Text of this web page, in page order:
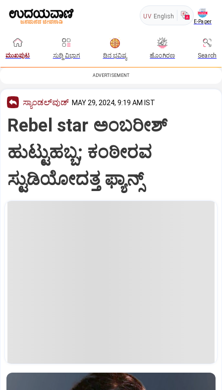
UV English
E-Paper
ಮುಖಪುಟ ಸುದ್ದಿ ವಿಭಾಗ ದಿನ ಭವಿಷ್ಯ ಹೊಂಗಿರಣ Search
ADVERTISEMENT
ಸ್ಯಾಂಡಲ್‌ವುಡ್‌ MAY 29, 2024, 9:19 AM IST
Rebel star ಅಂಬರೀಶ್‌
ಹುಟ್ಟುಹಬ್ಬ; ಕಂಠೀರವ
ಸ್ಟುಡಿಯೋದತ್ತ ಫ್ಯಾನ್ಸ್